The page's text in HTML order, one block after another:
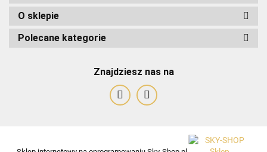
Alessandro Paoli
O sklepie
Polecane kategorie
Znajdziesz nas na